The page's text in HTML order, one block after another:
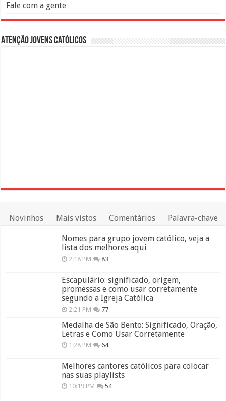
Fale com a gente
Atenção Jovens Católicos
Novinhos Mais vistos Comentários Palavra-chave
Nomes para grupo jovem católico, veja a
lista dos melhores aqui
2:18 PM 83
Escapulário: significado, origem,
promessas e como usar corretamente
segundo a Igreja Católica
2:21 PM 77
Medalha de São Bento: Significado, Oração,
Letras e Como Usar Corretamente
1:28 PM 64
Melhores cantores católicos para colocar
nas suas playlists
10:19 PM 54